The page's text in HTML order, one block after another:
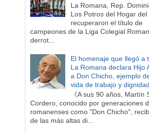
La Romana, Rep.
Los Potros del Hogar del
recuperaron el título de
campeones de la Liga Colegial
derrot...
El homenaje que llegó a
La Romana declara Hijo
a Don Chicho, ejemplo
vida de trabajo y dignidad
《A sus 90 años, Martín
Cordero, conocido por generaciones
romanenses como "Don Chicho",
de las más altas di...